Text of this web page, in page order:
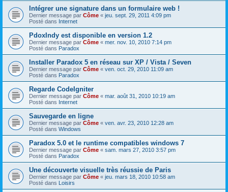
Intégrer une signature dans un formulaire web !
Dernier message par Côme « jeu. sept. 29, 2011 4:09 pm
Posté dans Internet
PdoxIndy est disponible en version 1.2
Dernier message par Côme « mer. nov. 10, 2010 7:14 pm
Posté dans Paradox
Installer Paradox 5 en réseau sur XP / Vista / Seven
Dernier message par Côme « ven. oct. 29, 2010 11:09 am
Posté dans Paradox
Regarde CodeIgniter
Dernier message par Côme « mar. août 31, 2010 10:19 am
Posté dans Internet
Sauvegarde en ligne
Dernier message par Côme « ven. avr. 23, 2010 12:28 am
Posté dans Windows
Paradox 5.0 et le runtime compatibles windows 7
Dernier message par Côme « sam. mars 27, 2010 3:57 pm
Posté dans Paradox
Une découverte visuelle très réussie de Paris
Dernier message par Côme « jeu. mars 18, 2010 10:58 am
Posté dans Loisirs